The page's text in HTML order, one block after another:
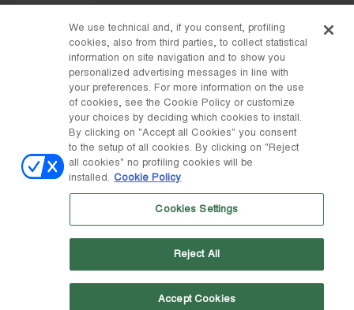
Whistleblowing
Accessibilité
DISCOVER MOON BOOT
Facebook
PAYS / DEVISE
changer
Basée à Giavera del Montello (TV) - Via Fante d'Italia n. 56 | Capital
social 38.533.835,00 € entièrement libéré | Société enregistrée sous le
no. 78175 R.E.A. de Trévise. Registre du commerce et code fiscal
We use technical and, if you consent, profiling
cookies, also from third parties, to collect statistical
information on site navigation and to show you
personalized advertising messages in line with
your preferences. For more information on the use
of cookies, see the Cookie Policy or customize
your choices by deciding which cookies to install.
By clicking on "Accept all Cookies" you consent
to the setup of all cookies. By clicking on "Reject
all cookies" no profiling cookies will be
installed. Cookie Policy
Cookies Settings
Reject All
Accept Cookies